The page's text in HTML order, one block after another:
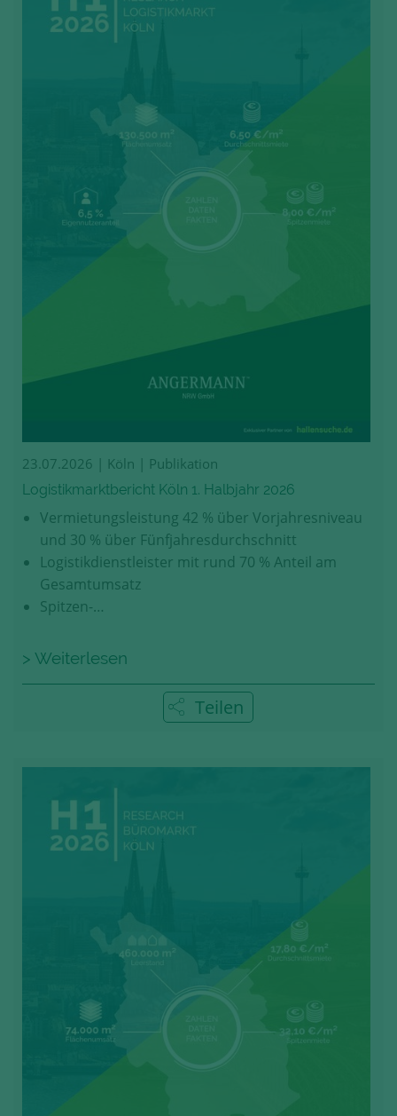
23.07.2026 | Köln | Publikation
Logistikmarktbericht Köln 1. Halbjahr 2026
Vermietungsleistung 42 % über Vorjahresniveau
und 30 % über Fünfjahresdurchschnitt
Logistikdienstleister mit rund 70 % Anteil am
Gesamtumsatz
Spitzen-…
> Weiterlesen
Teilen